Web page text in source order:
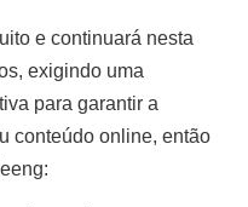
e continuará nesta
exigindo uma
para garantir a
conteúdo online, então